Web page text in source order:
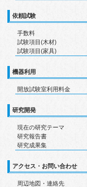
依頼試験
手数料
試験項目(木材)
試験項目(家具)
機器利用
開放試験室利用料金
研究開発
現在の研究テーマ
研究報告書
研究成果集
アクセス・お問い合わせ
周辺地図・連絡先